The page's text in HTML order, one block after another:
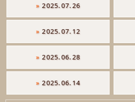
» 2025.07.26
» 2025.07.12
» 2025.06.28
» 2025.06.14